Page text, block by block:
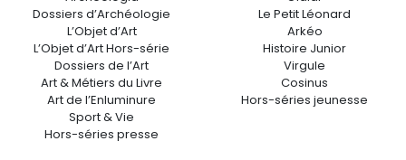
Dossiers d’Archéologie
L’Objet d’Art
L’Objet d’Art Hors-série
Dossiers de l’Art
Art & Métiers du Livre
Art de l’Enluminure
Sport & Vie
Hors-séries presse
Le Petit Léonard
Arkéo
Histoire Junior
Virgule
Cosinus
Hors-séries jeunesse